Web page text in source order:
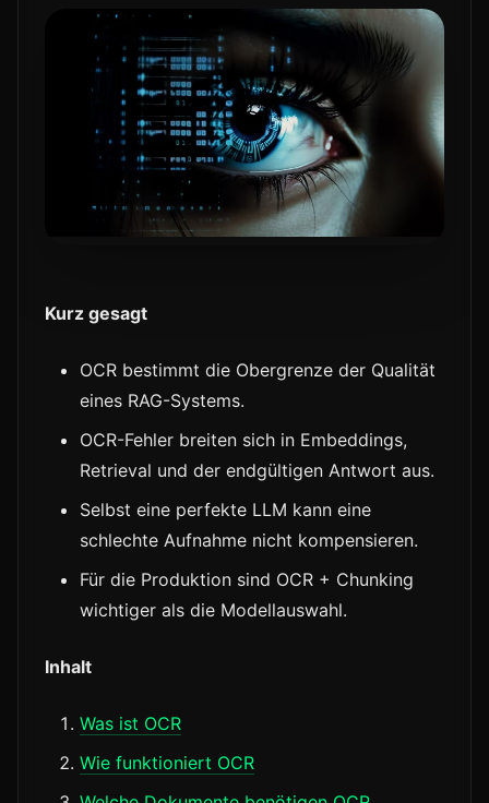
Kurz gesagt
OCR bestimmt die Obergrenze der Qualität
eines RAG-Systems.
OCR-Fehler breiten sich in Embeddings,
Retrieval und der endgültigen Antwort aus.
Selbst eine perfekte LLM kann eine
schlechte Aufnahme nicht kompensieren.
Für die Produktion sind OCR + Chunking
wichtiger als die Modellauswahl.
Inhalt
Was ist OCR
Wie funktioniert OCR